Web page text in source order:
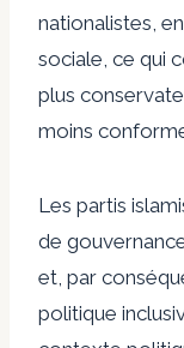
nationalistes,
sociale, ce qui
plus
moins
Les partis
de
et, par
politique